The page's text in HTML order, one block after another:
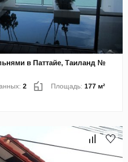
в Паттайе, Таиланд №
2 Площадь: 177 м²